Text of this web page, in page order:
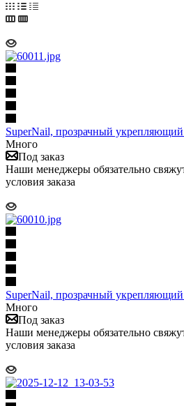
SuperNail, прозрачный укрепляющий
Много
Под заказ
Наши менеджеры обязательно
условия заказа
SuperNail, прозрачный укрепляющий
Много
Под заказ
Наши менеджеры обязательно
условия заказа